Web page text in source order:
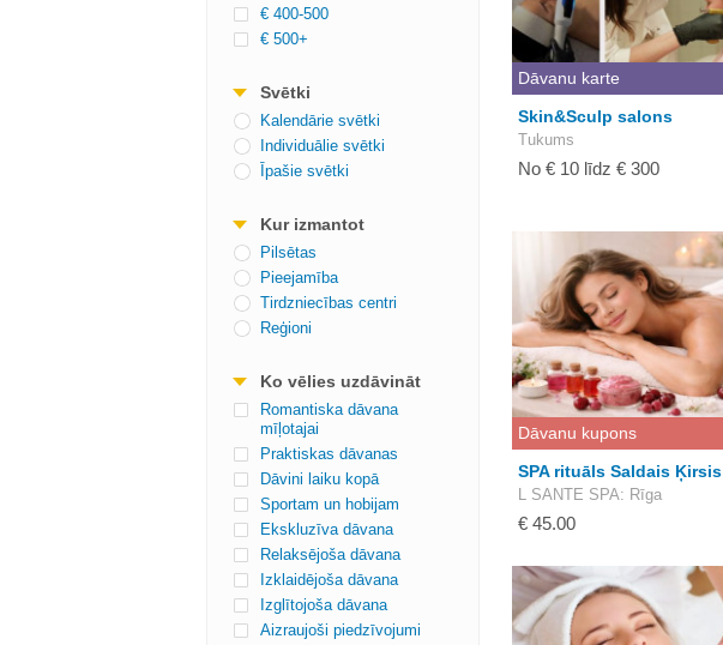
€ 400-500
€ 500+
Svētki
Kalendārie svētki
Individuālie svētki
Īpašie svētki
Kur izmantot
Pilsētas
Pieejamība
Tirdzniecības centri
Reģioni
Ko vēlies uzdāvināt
Romantiska dāvana
mīļotajai
Praktiskas dāvanas
Dāvini laiku kopā
Sportam un hobijam
Ekskluzīva dāvana
Relaksējoša dāvana
Izklaidējoša dāvana
Izglītojoša dāvana
Aizraujoši piedzīvojumi
Dāvanu karte
Skin&Sculp salons
Tukums
No € 10 līdz € 300
Dāvanu kupons
SPA rituāls Saldais Ķirsis
L SANTE SPA: Rīga
€ 45.00